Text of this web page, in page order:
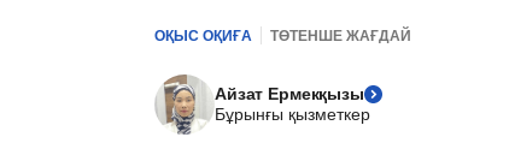
ОҚЫС ОҚИҒА ТӨТЕНШЕ ЖАҒДАЙ
Айзат Ермекқызы
Бұрынғы қызметкер